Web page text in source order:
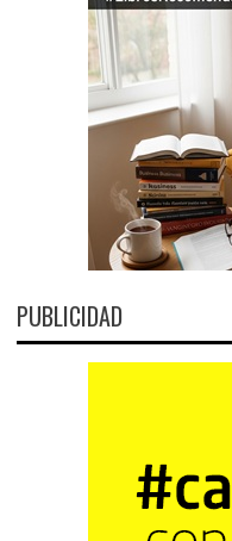
PUBLICIDAD